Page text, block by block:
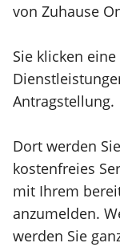
von Zuhause
Sie klicken
Antragstellung.
Dort werden
kostenfreies
mit Ihrem
anzumelden.
werden Sie